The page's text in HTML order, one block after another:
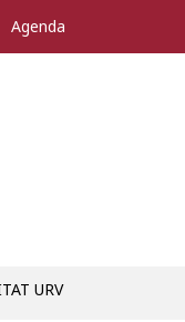
Agenda
URV